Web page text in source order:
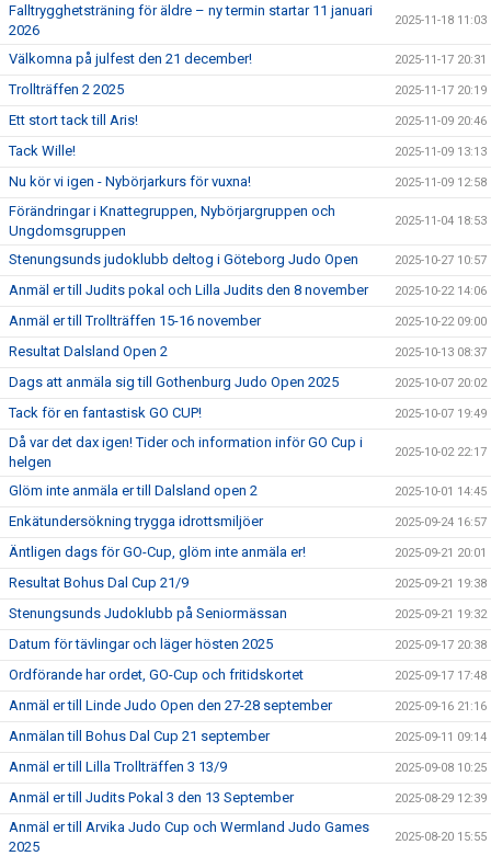
Falltrygghetsträning för äldre – ny termin startar 11 januari
2026
2025-11-18 11:03
Välkomna på julfest den 21 december! 2025-11-17 20:31
Trollträffen 2 2025 2025-11-17 20:19
Ett stort tack till Aris! 2025-11-09 20:46
Tack Wille! 2025-11-09 13:13
Nu kör vi igen - Nybörjarkurs för vuxna! 2025-11-09 12:58
Förändringar i Knattegruppen, Nybörjargruppen och
Ungdomsgruppen
2025-11-04 18:53
Stenungsunds judoklubb deltog i Göteborg Judo Open 2025-10-27 10:57
Anmäl er till Judits pokal och Lilla Judits den 8 november 2025-10-22 14:06
Anmäl er till Trollträffen 15-16 november 2025-10-22 09:00
Resultat Dalsland Open 2 2025-10-13 08:37
Dags att anmäla sig till Gothenburg Judo Open 2025 2025-10-07 20:02
Tack för en fantastisk GO CUP! 2025-10-07 19:49
Då var det dax igen! Tider och information inför GO Cup i
helgen
2025-10-02 22:17
Glöm inte anmäla er till Dalsland open 2 2025-10-01 14:45
Enkätundersökning trygga idrottsmiljöer 2025-09-24 16:57
Äntligen dags för GO-Cup, glöm inte anmäla er! 2025-09-21 20:01
Resultat Bohus Dal Cup 21/9 2025-09-21 19:38
Stenungsunds Judoklubb på Seniormässan 2025-09-21 19:32
Datum för tävlingar och läger hösten 2025 2025-09-17 20:38
Ordförande har ordet, GO-Cup och fritidskortet 2025-09-17 17:48
Anmäl er till Linde Judo Open den 27-28 september 2025-09-16 21:16
Anmälan till Bohus Dal Cup 21 september 2025-09-11 09:14
Anmäl er till Lilla Trollträffen 3 13/9 2025-09-08 10:25
Anmäl er till Judits Pokal 3 den 13 September 2025-08-29 12:39
Anmäl er till Arvika Judo Cup och Wermland Judo Games
2025
2025-08-20 15:55